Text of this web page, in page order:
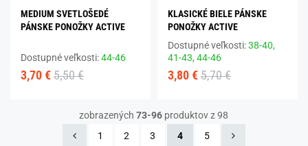
MEDIUM SVETLOŠEDÉ
PÁNSKE PONOŽKY ACTIVE
Dostupné veľkosti:44-46
3,70 € 5,50 €
KLASICKÉ BIELE PÁNSKE
PONOŽKY ACTIVE
Dostupné veľkosti:38-40,
41-43,44-46
3,80 € 5,70 €
zobrazených 73-96 produktov z 98
1
2 3 4 5